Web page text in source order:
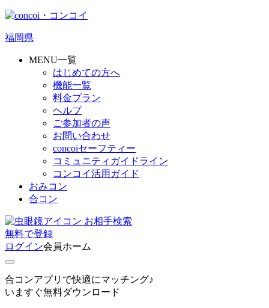
福岡県
MENU一覧
はじめての方へ
機能一覧
料金プラン
ヘルプ
ご参加者の声
お問い合わせ
concoiセーフティー
コミュニティガイドライン
コンコイ活用ガイド
おみコン
合コン
お相手検索
無料で登録
ログイン会員ホーム
合コンアプリで快適にマッチング♪
いますぐ無料ダウンロード